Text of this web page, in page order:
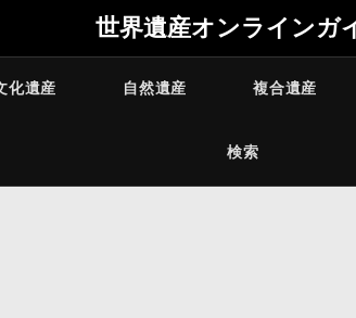
世界遺産オンラインガ
化遺産 自然遺産 複合遺産
検索